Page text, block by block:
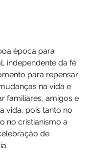
época para
independente da fé
para repensar
na vida e
familiares, amigos e
vida, pois tanto no
no cristianismo a
de